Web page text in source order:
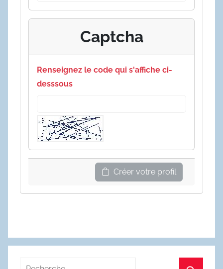
Captcha
Renseignez le code qui s'affiche ci-
desssous
Créer votre profil
Recherche